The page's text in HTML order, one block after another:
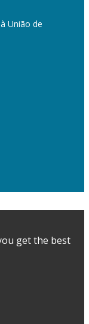
União de
get the best